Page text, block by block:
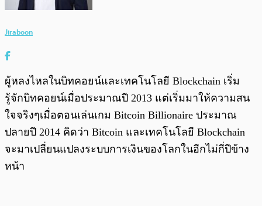
Jiraboon
ผู้หลงไหลในบิทคอยน์และเทคโนโลยี Blockchain เริ่ม
รู้จักบิทคอยน์เมื่อประมาณปี 2013 แต่เริ่มมาให้ความสน
ใจจริงๆเมื่อตอนเล่นเกม Bitcoin Billionaire ประมาณ
ปลายปี 2014 คิดว่า Bitcoin และเทคโนโลยี Blockchain
จะมาเปลี่ยนแปลงระบบการเงินของโลกในอีกไม่กี่ปีข้าง
หน้า